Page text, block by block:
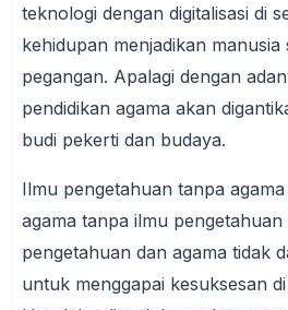
teknologi dengan digitalisasi di
kehidupan menjadikan
pegangan. Apalagi dengan
pendidikan agama akan
budi pekerti dan budaya.
Ilmu pengetahuan tanpa
agama tanpa ilmu
pengetahuan dan agama tidak
untuk menggapai kesuksesan